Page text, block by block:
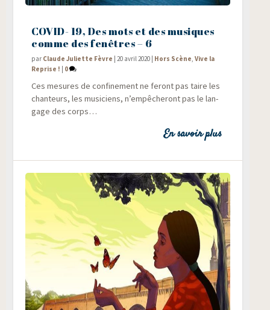
COVID- 19, Des mots et des musiques
comme des fenêtres – 6
par Claude Juliette Fèvre |20 avril 2020 | Hors Scène ,Vive la
Reprise ! | 0
Ces mesures de confi­ne­ment ne feront pas taire les
chan­teurs, les musi­ciens, n’empêcheront pas le lan­
gage des corps…
En savoir plus